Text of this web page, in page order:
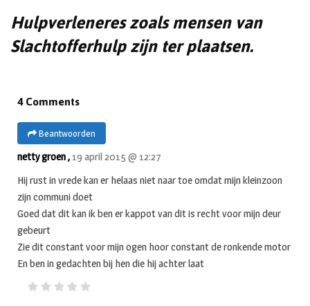
Hulpverleneres zoals mensen van
Slachtofferhulp zijn ter plaatsen.
4 Comments
Beantwoorden
netty groen , 19 april 2015 @ 12:27
Hij rust in vrede kan er helaas niet naar toe omdat mijn kleinzoon
zijn communi doet
Goed dat dit kan ik ben er kappot van dit is recht voor mijn deur
gebeurt
Zie dit constant voor mijn ogen hoor constant de ronkende motor
En ben in gedachten bij hen die hij achter laat